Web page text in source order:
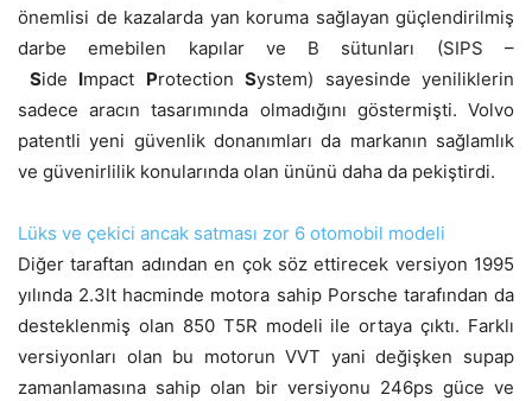
önemlisi de kazalarda yan koruma sağlayan güçlendirilmiş
darbe emebilen kapılar ve B sütunları (SIPS –
Side Impact Protection System) sayesinde yeniliklerin
sadece aracın tasarımında olmadığını göstermişti. Volvo
patentli yeni güvenlik donanımları da markanın sağlamlık
ve güvenirlilik konularında olan ününü daha da pekiştirdi.
Lüks ve çekici ancak satması zor 6 otomobil modeli
Diğer taraftan adından en çok söz ettirecek versiyon 1995
yılında 2.3lt hacminde motora sahip Porsche tarafından da
desteklenmiş olan 850 T5R modeli ile ortaya çıktı. Farklı
versiyonları olan bu motorun VVT yani değişken supap
zamanlamasına sahip olan bir versiyonu 246ps güce ve